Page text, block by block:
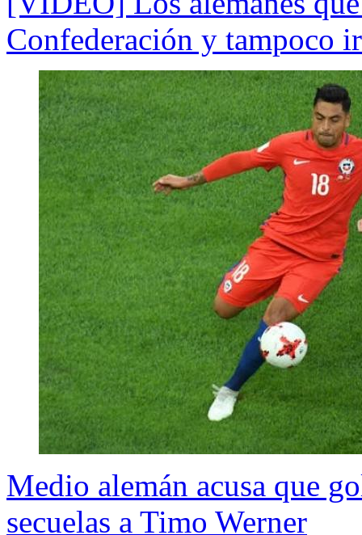
Confederación y tampoco
Medio alemán acusa que
secuelas a Timo Werner